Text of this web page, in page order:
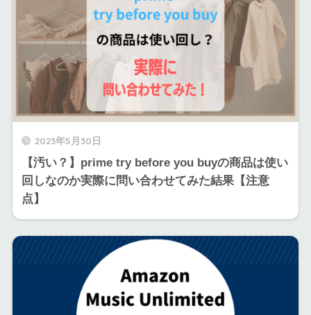
2023年5月30日
【汚い？】prime try before you buyの商品は使い
回しなのか実際に問い合わせてみた結果【注意
点】